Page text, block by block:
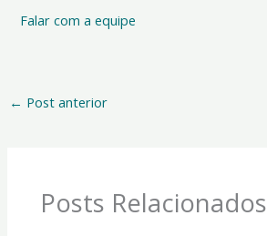
Falar com a equipe
← Post anterior
Posts Relacionados